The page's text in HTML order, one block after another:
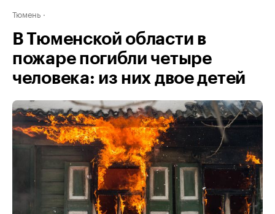
Тюмень
В Тюменской области в
пожаре погибли четыре
человека: из них двое детей